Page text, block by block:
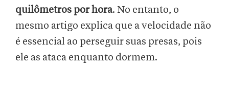
quilômetros por hora. No entanto, o
mesmo artigo explica que a velocidade não
é essencial ao perseguir suas presas, pois
ele as ataca enquanto dormem.